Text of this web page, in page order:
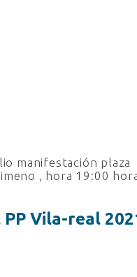
manifestación plaza
, hora 19:00
Vila-real